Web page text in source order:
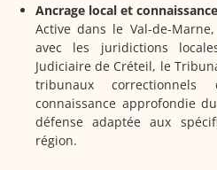
Ancrage local et
Active dans le Val-de-
avec les juridictions
Judiciaire de Créteil, le
tribunaux
connaissance approfondie
défense adaptée aux
région.